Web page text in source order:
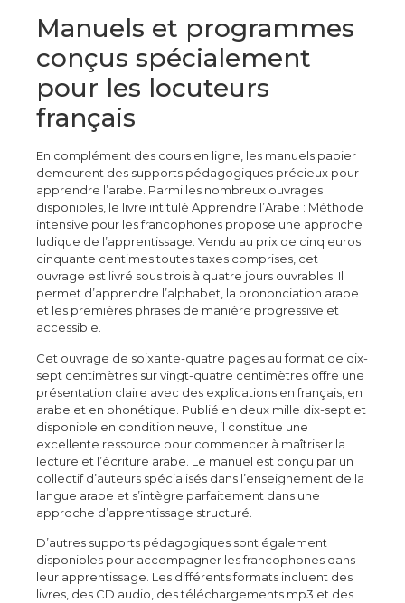
Manuels et programmes
conçus spécialement
pour les locuteurs
français
En complément des cours en ligne, les manuels papier
demeurent des supports pédagogiques précieux pour
apprendre l’arabe. Parmi les nombreux ouvrages
disponibles, le livre intitulé Apprendre l’Arabe : Méthode
intensive pour les francophones propose une approche
ludique de l’apprentissage. Vendu au prix de cinq euros
cinquante centimes toutes taxes comprises, cet
ouvrage est livré sous trois à quatre jours ouvrables. Il
permet d’apprendre l’alphabet, la prononciation arabe
et les premières phrases de manière progressive et
accessible.
Cet ouvrage de soixante-quatre pages au format de dix-
sept centimètres sur vingt-quatre centimètres offre une
présentation claire avec des explications en français, en
arabe et en phonétique. Publié en deux mille dix-sept et
disponible en condition neuve, il constitue une
excellente ressource pour commencer à maîtriser la
lecture et l’écriture arabe. Le manuel est conçu par un
collectif d’auteurs spécialisés dans l’enseignement de la
langue arabe et s’intègre parfaitement dans une
approche d’apprentissage structuré.
D’autres supports pédagogiques sont également
disponibles pour accompagner les francophones dans
leur apprentissage. Les différents formats incluent des
livres, des CD audio, des téléchargements mp3 et des